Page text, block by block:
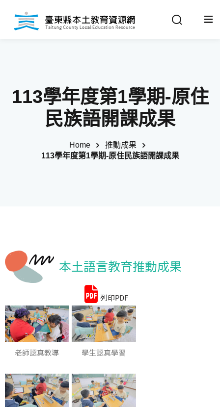
新消息113學年度第1學期-原住
民族語開課成果
Home
推動成果
113學年度第1學期-原住民族語開課成果
本土語言教育推動成果
列印PDF
老師認真教導 學生認真學習
Sign in Sign up